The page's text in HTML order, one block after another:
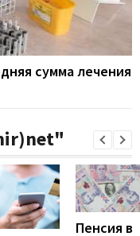
сумма лечения
Пенсия в